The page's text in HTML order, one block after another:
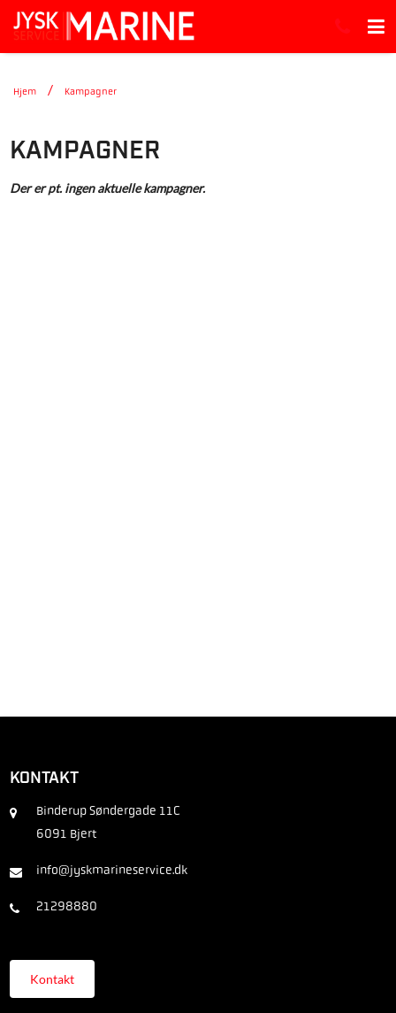
Hjem Kampagner
KAMPAGNER
Der er pt. ingen aktuelle kampagner.
KONTAKT
Binderup Søndergade 11C
6091 Bjert
info@jyskmarineservice.dk
21298880
Kontakt